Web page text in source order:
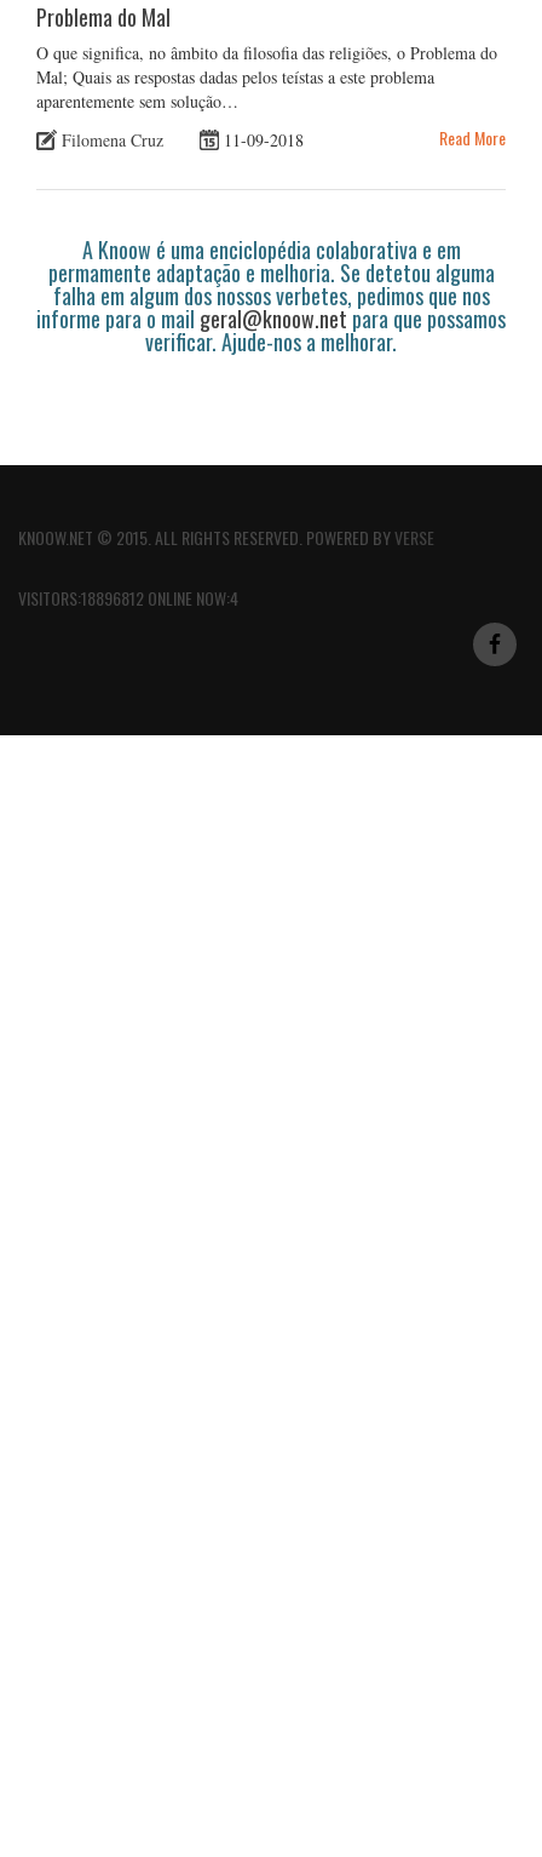
Problema do Mal
O que significa, no âmbito da filosofia das religiões, o Problema do
Mal; Quais as respostas dadas pelos teístas a este problema
aparentemente sem solução…
Filomena Cruz
11-09-2018 Read More
A Knoow é uma enciclopédia colaborativa e em
permamente adaptação e melhoria. Se detetou alguma
falha em algum dos nossos verbetes, pedimos que nos
informe para o mail geral@knoow.netpara que possamos
verificar. Ajude-nos a melhorar.
KNOOW.NET © 2015. ALL RIGHTS RESERVED. POWERED BYVERSE
VISITORS:18896812 ONLINE NOW:4